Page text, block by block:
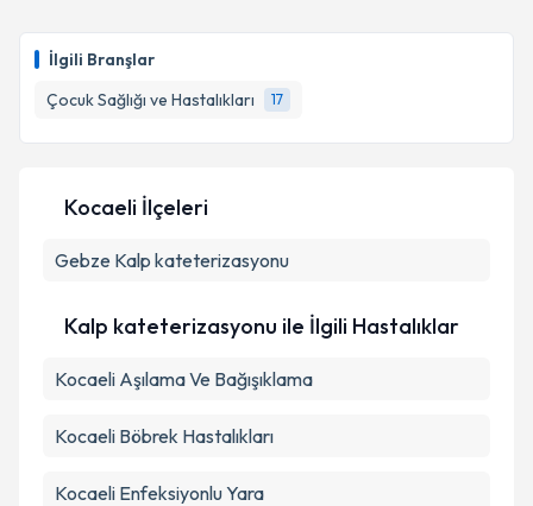
İlgili Branşlar
Çocuk Sağlığı ve Hastalıkları
17
için bir takvim hazırlandığında e-posta ile
bilgilendireceğiz.
E-posta Adresiniz
Kişisel verilerimin işlenmesine ilişkin
Takvim Talebini Gönder
Kocaeli İlçeleri
Gebze Kalp kateterizasyonu
Kalp kateterizasyonu ile İlgili Hastalıklar
Kocaeli Aşılama Ve Bağışıklama
Kocaeli Böbrek Hastalıkları
Kocaeli Enfeksiyonlu Yara